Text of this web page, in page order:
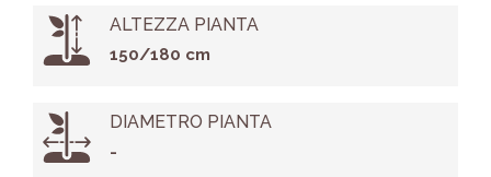
ALTEZZA PIANTA
150/180 cm
DIAMETRO PIANTA
-